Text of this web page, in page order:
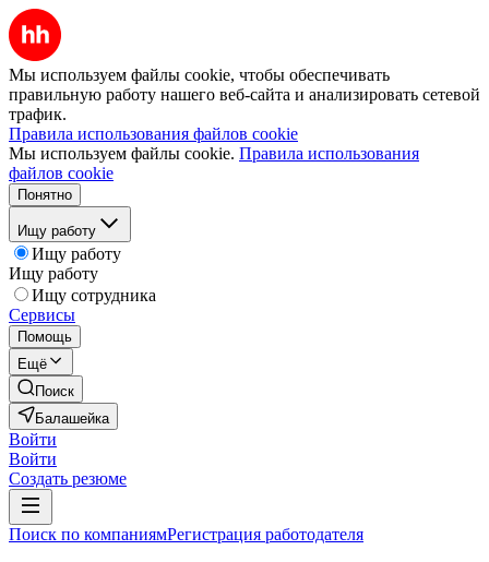
Мы используем файлы cookie, чтобы обеспечивать
правильную работу нашего веб-сайта и анализировать сетевой
трафик.
Правила использования файлов cookie
Мы используем файлы cookie. Правила использования
файлов cookie
Понятно
Ищу работу
Ищу работу
Ищу работу
Ищу сотрудника
Сервисы
Помощь
Ещё
Поиск
Балашейка
Войти
Войти
Создать резюме
Поиск по компаниямРегистрация работодателя